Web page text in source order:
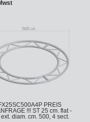
PREIS
!!! ST 25 cm. flat -
diam. cm. 500, 4 sect.